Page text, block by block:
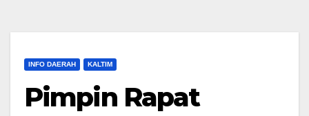
INFO DAERAH KALTIM
Pimpin Rapat